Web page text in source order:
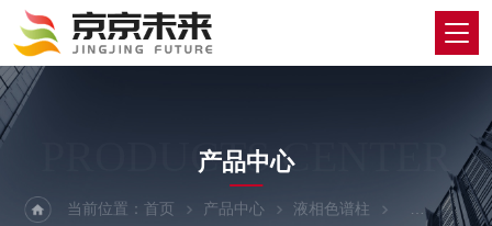
PRODUCTS CENTER
产品中心
当前位置：首页 产品中心 液相色谱柱 TOSOH/东曹